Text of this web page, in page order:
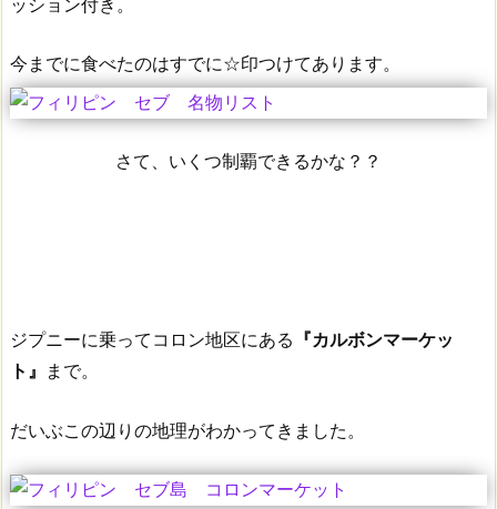
ッション付き。
今までに食べたのはすでに☆印つけてあります。
さて、いくつ制覇できるかな？？
ジプニーに乗ってコロン地区にある 『カルボンマーケッ
ト』
まで。
だいぶこの辺りの地理がわかってきました。